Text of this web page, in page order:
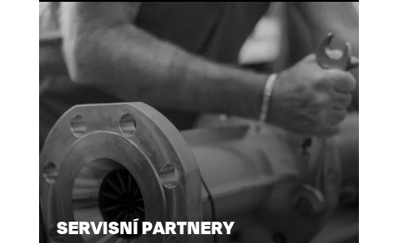
SERVISNÍ PARTNERY